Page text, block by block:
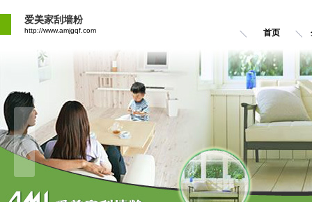
爱美家刮墙粉
http://www.amjgqf.com 首页